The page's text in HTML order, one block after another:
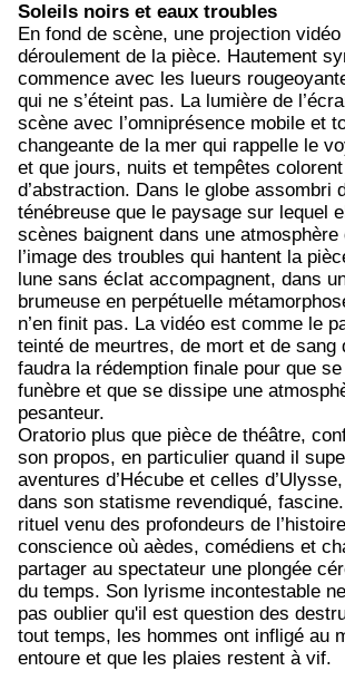
Soleils noirs et eaux troubles
En fond de scène, une projection
déroulement de la pièce. Hautement
commence avec les lueurs
qui ne s’éteint pas. La lumière de
scène avec l’omniprésence mobile et
changeante de la mer qui rappelle le
et que jours, nuits et tempêtes
d’abstraction. Dans le globe assombri
ténébreuse que le paysage sur lequel
scènes baignent dans une atmosphère
l’image des troubles qui hantent la
lune sans éclat accompagnent, dans
brumeuse en perpétuelle
n’en finit pas. La vidéo est comme le
teinté de meurtres, de mort et de sang
faudra la rédemption finale pour que
funèbre et que se dissipe une
pesanteur.
Oratorio plus que pièce de théâtre,
son propos, en particulier quand il
aventures d’Hécube et celles
dans son statisme revendiqué,
rituel venu des profondeurs de
conscience où aèdes, comédiens et
partager au spectateur une plongée
du temps. Son lyrisme incontestable
pas oublier qu'il est question des
tout temps, les hommes ont infligé au
entoure et que les plaies restent à vif.